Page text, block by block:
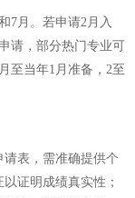
7月。若申请2月入
请，部分热门专业可
至当年1月准备，2至
表，需准确提供个
证明成绩真实性；